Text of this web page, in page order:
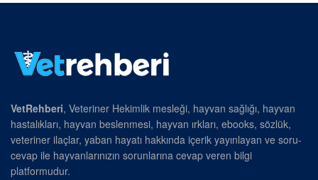
VetRehberi, Veteriner Hekimlik mesleği, hayvan sağlığı, hayvan
hastalıkları, hayvan beslenmesi, hayvan ırkları, ebooks, sözlük,
veteriner ilaçlar, yaban hayatı hakkında içerik yayınlayan ve soru-
cevap ile hayvanlarınızın sorunlarına cevap veren bilgi
platformudur.